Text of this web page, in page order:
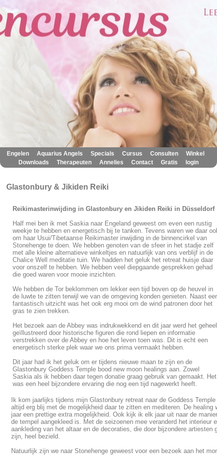
Engelen Aquarius Angels Specials Cursus Consulten Winkel
Downloads Therapeuten Annelies Contact Gratis login
Glastonbury & Jikiden Reiki
Reikimasterinwijding in Glastonbury en Jikiden Reiki in Düsseldorf
Half mei ben ik met Saskia naar Engeland geweest om even een rustig
weekje te hebben en energetisch bij te tanken. Tevens waren we daar
om haar Usui/Tibetaanse Reikimaster inwijding in de binnencirkel van
Stonehenge te doen. We hebben genoten van de sfeer in het stadje zelf
met alle kleine alternatieve winkeltjes en natuurlijk van ons verblijf in de
Chalice Well meditatie tuin. We hadden het geluk het retreat huisje daar
voor onszelf te hebben. We hebben veel diepgaande gesprekken gehad
die goed waren voor mooie inzichten.
We hebben de Tor beklommen om lekker een tijd boven op de heuvel in
de luwte te zitten terwijl we van de omgeving konden genieten. Naast
fantastisch uitzicht was het ook erg mooi om de wind patronen door het
gras te zien trekken.
Het bezoek aan de Abbey was indrukwekkend en dit jaar werd het geheel
geïllustreerd door historische figuren die rond liepen en informatie
verstrekken over de Abbey en hoe het leven toen was. Dit is echt een
energetisch sterke plek waar we ons prima vermaakt hebben.
Dit jaar had ik het geluk om er tijdens nieuwe maan te zijn en de
Glastonbury Goddess Temple bood new moon healings aan. Zowel
Saskia als ik hebben daar tegen donatie graag gebruik van gemaakt. Het
was een heel bijzondere ervaring die nog een tijd nagewerkt heeft.
Ik kom jaarlijks tijdens mijn Glastonbury retreat naar de Goddess
altijd erg blij met de mogelijkheid daar te zitten en mediteren. De healing
jaar een prettige extra mogelijkheid. Ook kijk ik elk jaar uit naar de
de tempel aangekleed is. Met de seizoenen mee veranderd het interieur
aankleding van het altaar en de decoraties, die door bijzondere artiesten
zijn, heel bezield.
Natuurlijk zijn we naar Stonehenge geweest voor een bezoek aan het